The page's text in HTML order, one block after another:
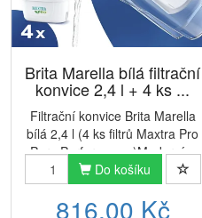
Brita Marella bílá filtrační
konvice 2,4 l + 4 ks ...
Filtrační konvice Brita Marella
bílá 2,4 l (4 ks filtrů Maxtra Pro
Pure Performance)Moderní a
stylová konvice Brita Marella na
filtrování vody v
bílém provedení využívá vodní
Do košíku
816,00 Kč